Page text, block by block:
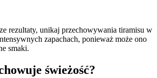
rezultaty, unikaj przechowywania tiramisu w
zapachach, ponieważ może ono
smaki.
świeżość?